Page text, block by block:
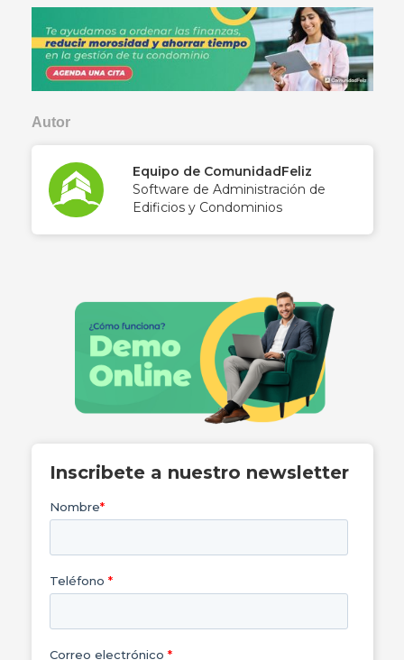
Autor
Equipo de ComunidadFeliz
Software de Administración de
Edificios y Condominios
Inscribete a nuestro newsletter